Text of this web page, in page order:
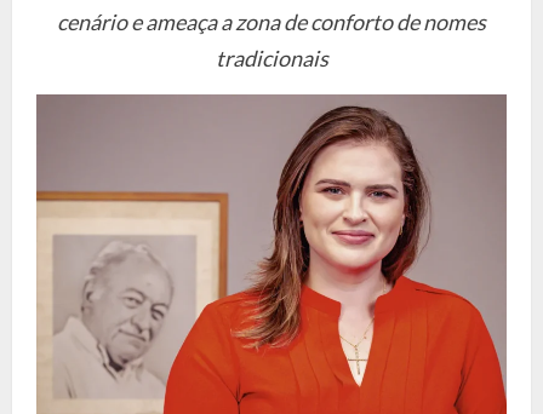
cenário e ameaça a zona de conforto de nomes
tradicionais